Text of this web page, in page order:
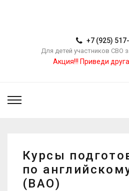
+7 (925)
Для детей участников СВО
Акция!!! Приведи
Курсы
по
(ВАО)